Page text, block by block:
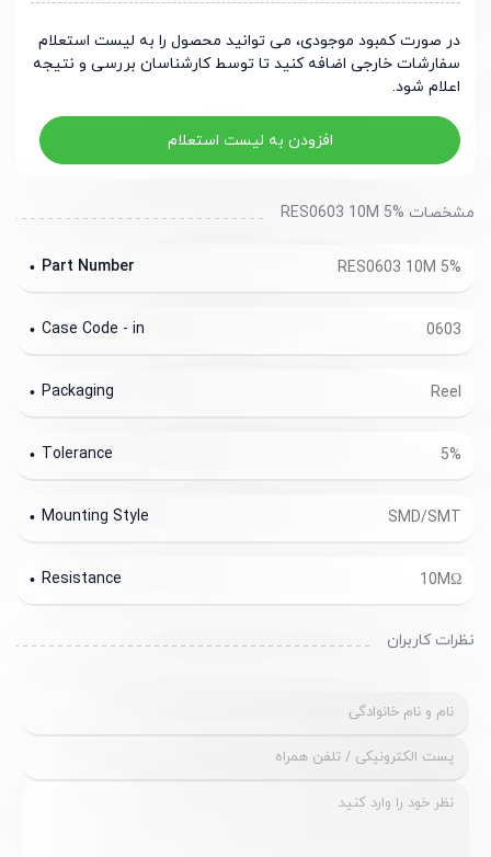
در صورت کمبود موجودی، می توانید محصول را به لیست استعلام
سفارشات خارجی اضافه کنید تا توسط کارشناسان بررسی و نتیجه
اعلام شود.
افزودن به لیست استعلام
مشخصات RES0603 10M 5%
RES0603 10M 5%
Part Number
0603
Case Code - in
Reel
Packaging
5%
Tolerance
SMD/SMT
Mounting Style
10MΩ
Resistance
نظرات کاربران